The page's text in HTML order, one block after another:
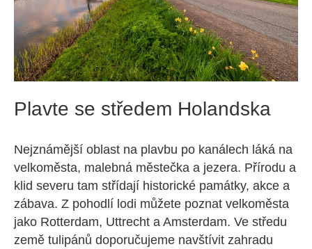
Plavte se středem Holandska
Nejznámější oblast na plavbu po kanálech láká na
velkoměsta, malebná městečka a jezera. Přírodu a
klid severu tam střídají historické památky, akce a
zábava. Z pohodlí lodi můžete poznat velkoměsta
jako Rotterdam, Uttrecht a Amsterdam. Ve středu
země tulipánů doporučujeme navštívit zahradu